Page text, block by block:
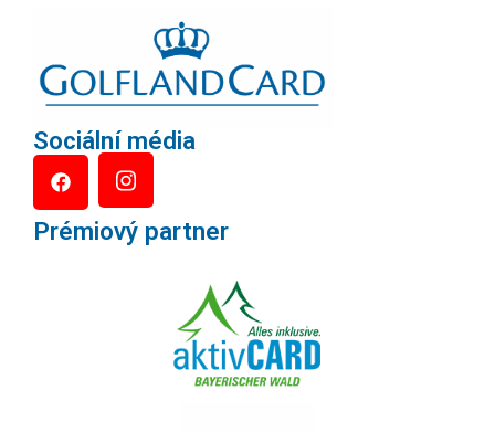
Sociální média
Prémiový partner